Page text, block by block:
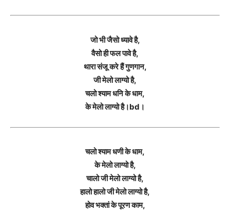
जो भी जैसो ध्यावे है,
वैसो ही फल पावे है,
थारा संजू करे हैं गुणगान,
जी मेलो लाग्यो है,
चलो श्याम धनि के धाम,
के मेलो लाग्यो है।bd।
चलो श्याम धणी के धाम,
के मेलो लाग्यो है,
चालो जी मेलो लाग्यो है,
हालो हालो जी मेलो लाग्यो है,
होव भक्तां के पूरण काम,